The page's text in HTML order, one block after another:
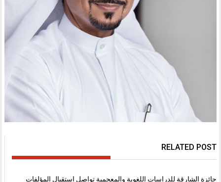
RELATED POST
جائزة الشارقة للدراسات اللغوية والمعجمية تواصل استقبال المؤلفات